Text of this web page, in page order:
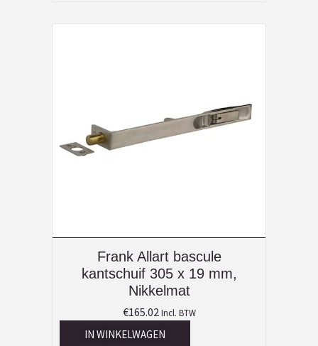
Frank Allart bascule
kantschuif 305 x 19 mm,
Nikkelmat
€165.02 Incl. BTW
IN WINKELWAGEN